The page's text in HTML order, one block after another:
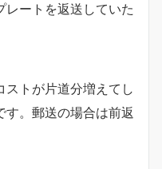
ートを返送していた
トが片道分増えてし
す。郵送の場合は前返